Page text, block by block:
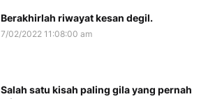
Berakhirlah riwayat kesan degil.
7/02/2022 11:08:00 am
Salah satu kisah paling gila yang pernah